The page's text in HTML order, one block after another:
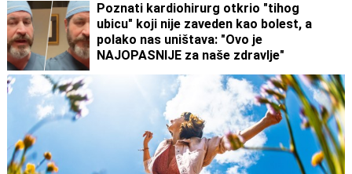
Poznati kardiohirurg otkrio "tihog
ubicu" koji nije zaveden kao bolest, a
polako nas uništava: "Ovo je
NAJOPASNIJE za naše zdravlje"